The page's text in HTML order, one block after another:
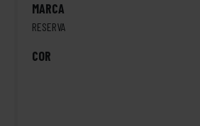
MARCA
RESERVA
COR